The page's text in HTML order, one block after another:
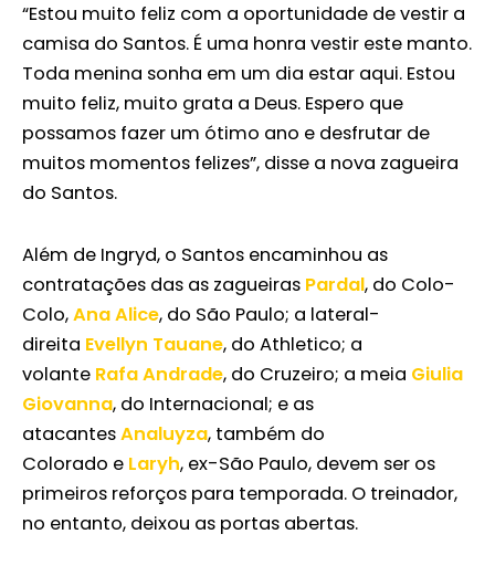
“Estou muito feliz com a oportunidade de vestir a
camisa do Santos. É uma honra vestir este manto.
Toda menina sonha em um dia estar aqui. Estou
muito feliz, muito grata a Deus. Espero que
possamos fazer um ótimo ano e desfrutar de
muitos momentos felizes”, disse a nova zagueira
do Santos.
Além de Ingryd, o Santos encaminhou as
contratações das as zagueiras Pardal, do Colo-
Colo,Ana Alice, do São Paulo; a lateral-
direita Evellyn Tauane, do Athletico; a
volante Rafa Andrade, do Cruzeiro; a meia Giulia
Giovanna, do Internacional; e as
atacantesAnaluyza, também do
Colorado e Laryh, ex-São Paulo, devem ser os
primeiros reforços para temporada. O treinador,
no entanto, deixou as portas abertas.